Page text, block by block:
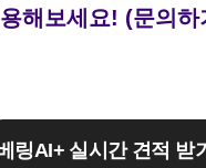
해보세요! (문의하
링AI+ 실시간 견적 받